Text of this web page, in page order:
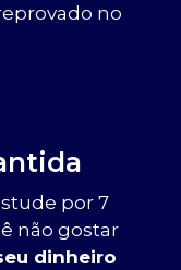
no
por 7
não gostar
dinheiro